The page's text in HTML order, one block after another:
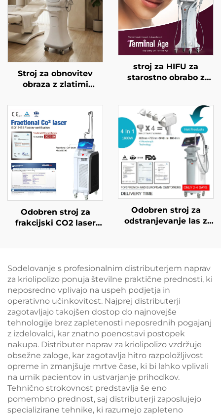
Stroj za obnovitev
obraza z zlatimi
dvojnimi frekvencami
RF 1/2 MHz
stroj za HIFU za
starostno obrabo z
frekvencah,
dvigovanje obraza,
napenjanje kože in
modeliranje telesa
Odobren stroj za
frakcijski CO2 laser
Odobren stroj za
odstranjevanje las z
W, 4 v 1 z zamenljivimi
glavami, valovne
dolžine 755 nm, 808
nm, 940 nm, 1064 nm
Sodelovanje s profesionalnim distributerjem naprav
za kriolipolizo ponuja številne praktične prednosti, ki
neposredno vplivajo na uspeh podjetja in
operativno učinkovitost. Najprej distributerji
zagotavljajo takojšen dostop do najnovejše
tehnologije brez zapletenosti neposrednih pogajanj
z izdelovalci, kar znatno poenostavi postopek
nakupa. Distributer naprav za kriolipolizo vzdržuje
obsežne zaloge, kar zagotavlja hitro razpoložljivost
opreme in zmanjšuje mrtve čase, ki bi lahko vplivali
na urnik pacientov in ustvarjanje prihodkov.
Tehnično strokovnost predstavlja še eno
pomembno prednost, saj distributerji zaposlujejo
specializirane tehnike, ki razumejo zapleteno